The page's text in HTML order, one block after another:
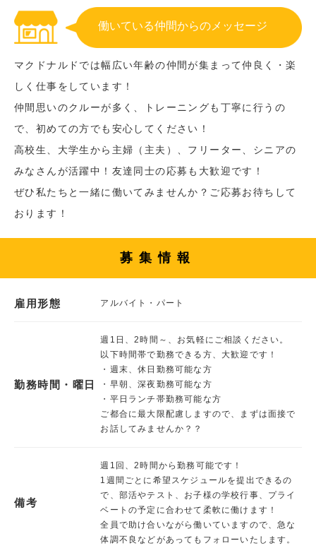
働いている仲間からのメッセージ
マクドナルドでは幅広い年齢の仲間が集まって仲良く・楽
しく仕事をしています！
仲間思いのクルーが多く、トレーニングも丁寧に行うの
で、初めての方でも安心してください！
高校生、大学生から主婦（主夫）、フリーター、シニアの
みなさんが活躍中！友達同士の応募も大歓迎です！
ぜひ私たちと一緒に働いてみませんか？ご応募お待ちして
おります！
募集情報
雇用形態 アルバイト・パート
勤務時間・曜日
週1日、2時間～、お気軽にご相談ください。
以下時間帯で勤務できる方、大歓迎です！
・週末、休日勤務可能な方
・早朝、深夜勤務可能な方
・平日ランチ帯勤務可能な方
ご都合に最大限配慮しますので、まずは面接で
お話してみませんか？？
備考
週1回、2時間から勤務可能です！
1週間ごとに希望スケジュールを提出できるの
で、部活やテスト、お子様の学校行事、プライ
ベートの予定に合わせて柔軟に働けます！
全員で助け合いながら働いていますので、急な
体調不良などがあってもフォローいたします。